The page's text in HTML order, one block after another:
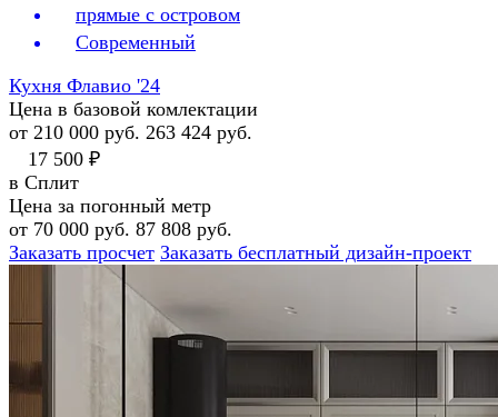
прямые с островом
Современный
Кухня Флавио '24
Цена в базовой комлектации
от 210 000 руб. 263 424 руб.
17 500 ₽
в Сплит
Цена за погонный метр
от 70 000 руб. 87 808 руб.
Заказать просчет Заказать бесплатный дизайн-проект